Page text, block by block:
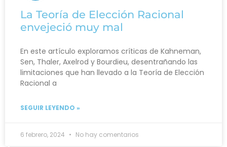
La Teoría de Elección Racional
envejeció muy mal
En este artículo exploramos críticas de Kahneman,
Sen, Thaler, Axelrod y Bourdieu, desentrañando las
limitaciones que han llevado a la Teoría de Elección
Racional a
SEGUIR LEYENDO »
6 febrero, 2024 No hay comentarios